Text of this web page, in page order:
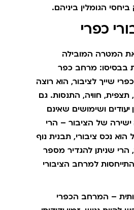
ביחסי הגומלין ביניהם.
כפרי
המטרה המובילה
בבסיסו: מרחב כפר
שייך לציבור, הוא רוצה
תצפית, חוויה, התנסות. גם
יעודים ושימושים שאינם
של הציבור – הרי
נכס ציבורי, תבנית נוף
הרי שניתן להגדיר מספר
למרחב הציבורי
– המרחב הכפרי